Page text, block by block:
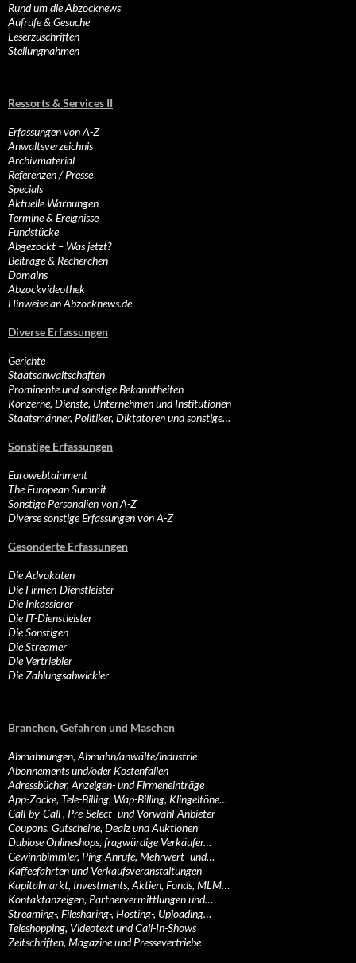
Rund um die Abzocknews
Aufrufe & Gesuche
Leserzuschriften
Stellungnahmen
Ressorts & Services II
Erfassungen von A-Z
Anwaltsverzeichnis
Archivmaterial
Referenzen / Presse
Specials
Aktuelle Warnungen
Termine & Ereignisse
Fundstücke
Abgezockt – Was jetzt?
Beiträge & Recherchen
Domains
Abzockvideothek
Hinweise an Abzocknews.de
Diverse Erfassungen
Gerichte
Staatsanwaltschaften
Prominente und sonstige Bekanntheiten
Konzerne, Dienste, Unternehmen und Institutionen
Staatsmänner, Politiker, Diktatoren und sonstige…
Sonstige Erfassungen
Eurowebtainment
The European Summit
Sonstige Personalien von A-Z
Diverse sonstige Erfassungen von A-Z
Gesonderte Erfassungen
Die Advokaten
Die Firmen-Dienstleister
Die Inkassierer
Die IT-Dienstleister
Die Sonstigen
Die Streamer
Die Vertriebler
Die Zahlungsabwickler
Branchen, Gefahren und Maschen
Abmahnungen, Abmahn/anwälte/industrie
Abonnements und/oder Kostenfallen
Adressbücher, Anzeigen- und Firmeneinträge
App-Zocke, Tele-Billing, Wap-Billing, Klingeltöne…
Call-by-Call-, Pre-Select- und Vorwahl-Anbieter
Coupons, Gutscheine, Dealz und Auktionen
Dubiose Onlineshops, fragwürdige Verkäufer…
Gewinnbimmler, Ping-Anrufe, Mehrwert- und…
Kaffeefahrten und Verkaufsveranstaltungen
Kapitalmarkt, Investments, Aktien, Fonds, MLM…
Kontaktanzeigen, Partnervermittlungen und…
Streaming-, Filesharing-, Hosting-, Uploading…
Teleshopping, Videotext und Call-In-Shows
Zeitschriften, Magazine und Pressevertriebe